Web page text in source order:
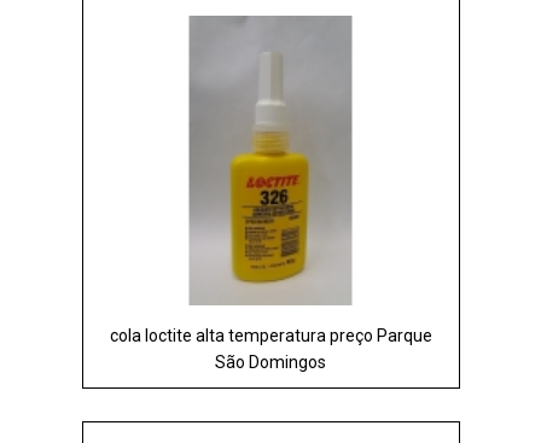
cola loctite alta temperatura preço Parque
São Domingos